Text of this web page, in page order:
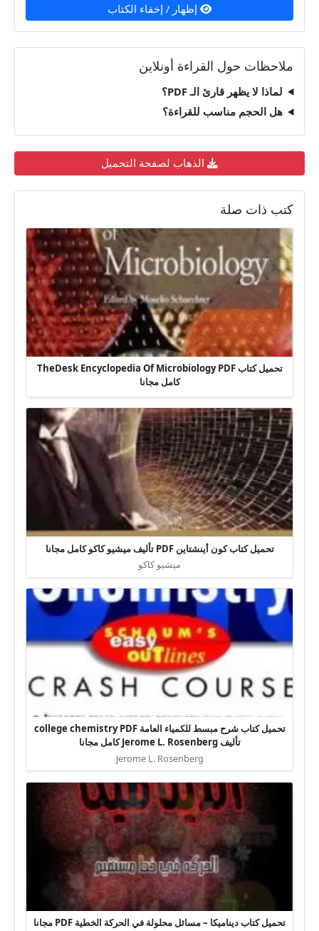
إظهار / إخفاء الكتاب
ملاحظات حول القراءة أونلاين
لماذا لا يظهر قارئ الـ PDF؟
هل الحجم مناسب للقراءة؟
الذهاب لصفحة التحميل
كتب ذات صلة
تحميل كتاب TheDesk Encyclopedia Of Microbiology PDF
كامل مجانا
تحميل كتاب كون أينشتاين PDF تأليف ميشيو كاكو كامل مجانا
ميشيو كاكو
تحميل كتاب شرح مبسط للكمياء العامة college chemistry PDF
تأليف Jerome L. Rosenberg كامل مجانا
Jerome L. Rosenberg
تحميل كتاب ديناميكا – مسائل محلولة في الحركة الخطية PDF مجانا